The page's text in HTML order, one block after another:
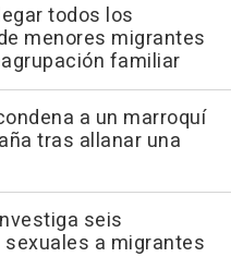
todos los
menores migrantes
familiar
a un marroquí
tras allanar una
seis
a migrantes